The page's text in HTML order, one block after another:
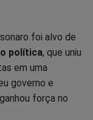
foi alvo de
política, que uniu
em uma
governo e
força no